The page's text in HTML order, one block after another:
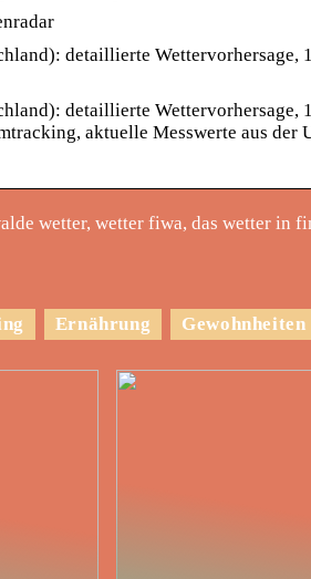
detaillierte Wettervorhersage,
detaillierte Wettervorhersage,
aktuelle Messwerte aus der
wetter, wetter fiwa, das wetter in
Ernährung Gewohnheiten